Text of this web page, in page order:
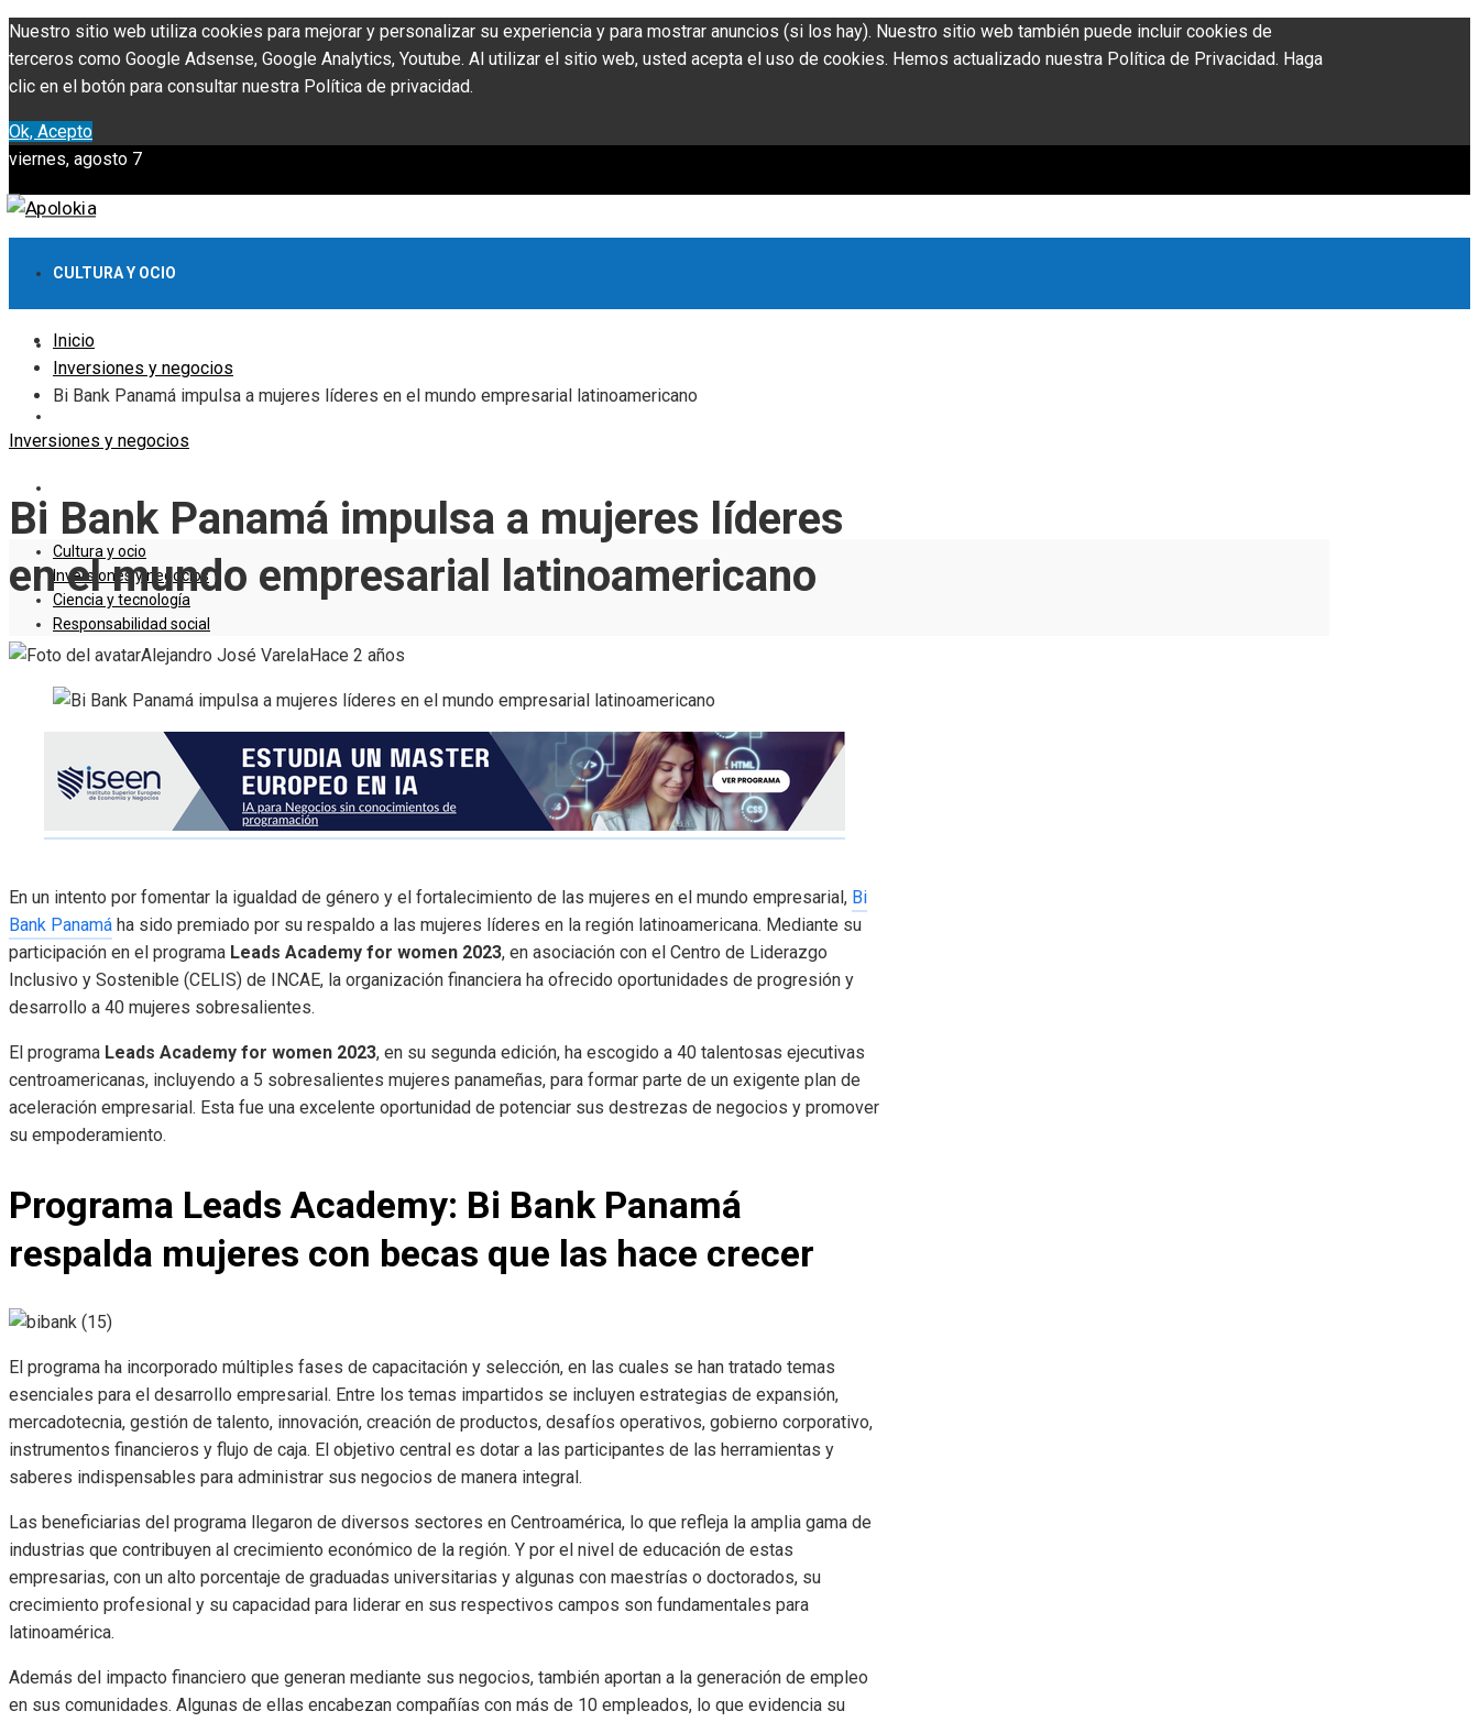
Nuestro sitio web utiliza cookies para mejorar y personalizar su experiencia y para mostrar anuncios (si los hay). Nuestro sitio web también puede incluir cookies de
terceros como Google Adsense, Google Analytics, Youtube. Al utilizar el sitio web, usted acepta el uso de cookies. Hemos actualizado nuestra Política de Privacidad. Haga
clic en el botón para consultar nuestra Política de privacidad.
Ok, Acepto
viernes, agosto 7
CULTURA Y OCIO
INVERSIONES Y NEGOCIOS
Cultura y ocio
Inversiones y negocios
Ciencia y tecnología
Responsabilidad social
Inicio
Inversiones y negocios
Bi Bank Panamá impulsa a mujeres líderes en el mundo empresarial latinoamericano
Inversiones y negocios
Bi Bank Panamá impulsa a mujeres líderes
en el mundo empresarial latinoamericano
Alejandro José VarelaHace 2 años
En un intento por fomentar la igualdad de género y el fortalecimiento de las mujeres en el mundo empresarial, Bi
Bank Panamá ha sido premiado por su respaldo a las mujeres líderes en la región latinoamericana. Mediante su
participación en el programa Leads Academy for women 2023, en asociación con el Centro de Liderazgo
Inclusivo y Sostenible (CELIS) de INCAE, la organización financiera ha ofrecido oportunidades de progresión y
desarrollo a 40 mujeres sobresalientes.
El programa Leads Academy for women 2023, en su segunda edición, ha escogido a 40 talentosas ejecutivas
centroamericanas, incluyendo a 5 sobresalientes mujeres panameñas, para formar parte de un exigente plan de
aceleración empresarial. Esta fue una excelente oportunidad de potenciar sus destrezas de negocios y promover
su empoderamiento.
Programa Leads Academy: Bi Bank Panamá
respalda mujeres con becas que las hace crecer
El programa ha incorporado múltiples fases de capacitación y selección, en las cuales se han tratado temas
esenciales para el desarrollo empresarial. Entre los temas impartidos se incluyen estrategias de expansión,
mercadotecnia, gestión de talento, innovación, creación de productos, desafíos operativos, gobierno corporativo,
instrumentos financieros y flujo de caja. El objetivo central es dotar a las participantes de las herramientas y
saberes indispensables para administrar sus negocios de manera integral.
Las beneficiarias del programa llegaron de diversos sectores en Centroamérica, lo que refleja la amplia gama de
industrias que contribuyen al crecimiento económico de la región. Y por el nivel de educación de estas
empresarias, con un alto porcentaje de graduadas universitarias y algunas con maestrías o doctorados, su
crecimiento profesional y su capacidad para liderar en sus respectivos campos son fundamentales para
latinoamérica.
Además del impacto financiero que generan mediante sus negocios, también aportan a la generación de empleo
en sus comunidades. Algunas de ellas encabezan compañías con más de 10 empleados, lo que evidencia su